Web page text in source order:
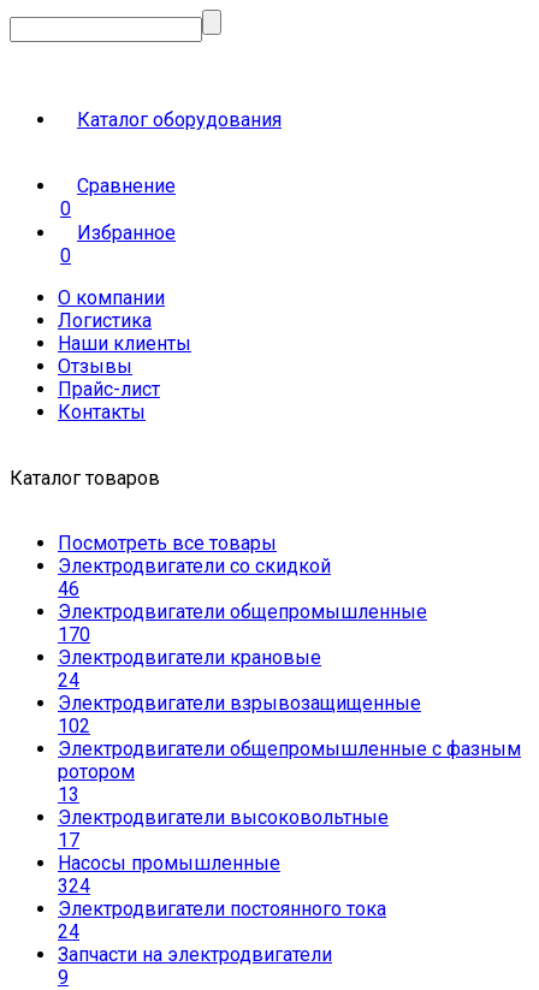
Каталог оборудования
Сравнение
0
Избранное
0
О компании
Логистика
Наши клиенты
Отзывы
Прайс-лист
Контакты
Каталог товаров
Посмотреть все товары
Электродвигатели со скидкой
46
Электродвигатели общепромышленные
170
Электродвигатели крановые
24
Электродвигатели взрывозащищенные
102
Электродвигатели общепромышленные с фазным
ротором
13
Электродвигатели высоковольтные
17
Насосы промышленные
324
Электродвигатели постоянного тока
24
Запчасти на электродвигатели
9